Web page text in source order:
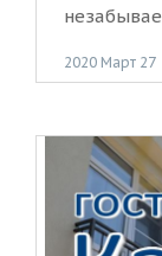
2020 Март 27